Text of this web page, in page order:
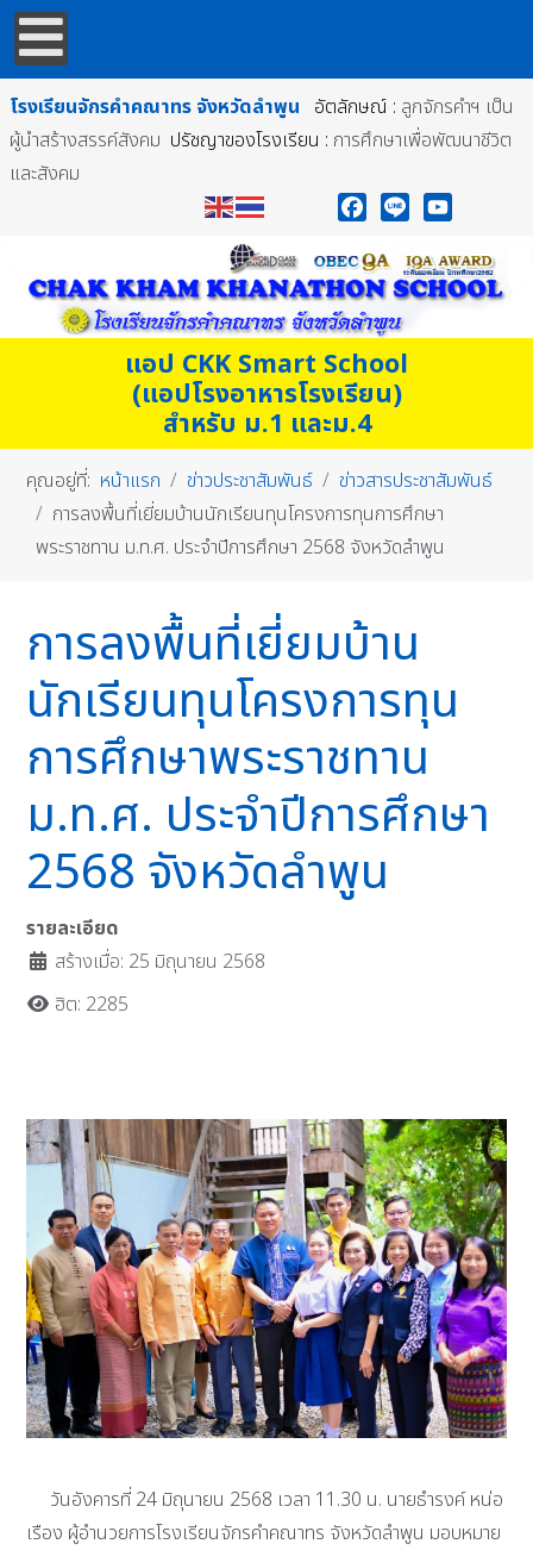
โรงเรียนจักรคำคณาทร จังหวัดลำพูน อัตลักษณ์ : ลูกจักรคำฯ เป็น
ผู้นำสร้างสรรค์สังคม ปรัชญาของโรงเรียน : การศึกษาเพื่อพัฒนาชีวิต
และสังคม
แอป CKK Smart School
(แอปโรงอาหารโรงเรียน)
สำหรับ ม.1 และม.4
คุณอยู่ที่: หน้าแรก ข่าวประชาสัมพันธ์
ข่าวสารประชาสัมพันธ์
การลงพื้นที่เยี่ยมบ้านนักเรียนทุนโครงการทุนการศึกษา
พระราชทาน ม.ท.ศ. ประจำปีการศึกษา 2568 จังหวัดลำพูน
การลงพื้นที่เยี่ยมบ้าน
นักเรียนทุนโครงการทุน
การศึกษาพระราชทาน
ม.ท.ศ. ประจำปีการศึกษา
2568 จังหวัดลำพูน
รายละเอียด
สร้างเมื่อ: 25 มิถุนายน 2568
ฮิต: 2285
วันอังคารที่ 24 มิถุนายน 2568 เวลา 11.30 น. นายธำรงค์ หน่อ
เรือง ผู้อำนวยการโรงเรียนจักรคำคณาทร จังหวัดลำพูน มอบหมาย